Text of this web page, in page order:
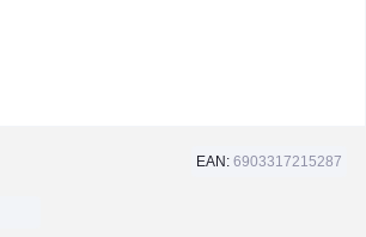
EAN: 6903317215287